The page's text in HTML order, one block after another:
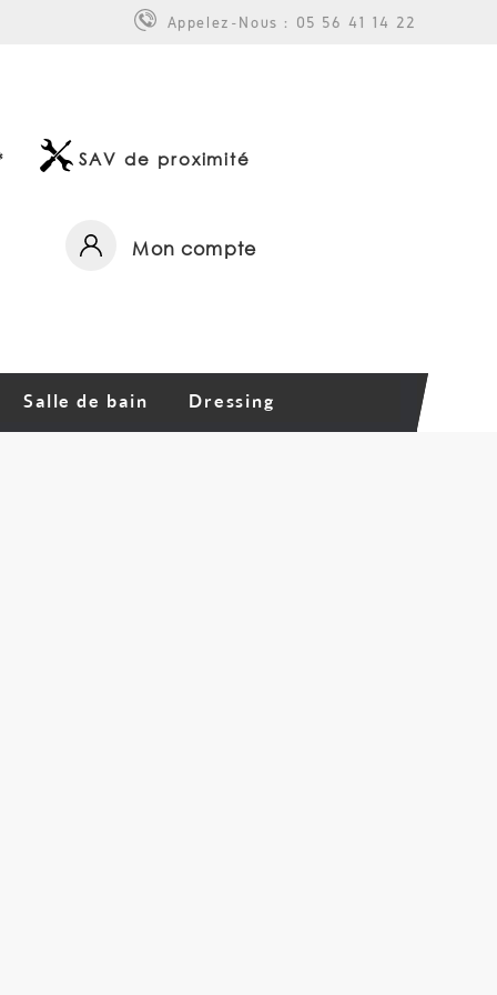
Appelez-Nous : 05 56 41 14 22
Mon compte
SAV de proximité
Salle de bain Dressing